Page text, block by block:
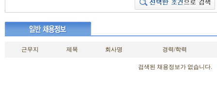
근무지 제목 회사명 경력/학력
검색된 채용정보가 없습니다.